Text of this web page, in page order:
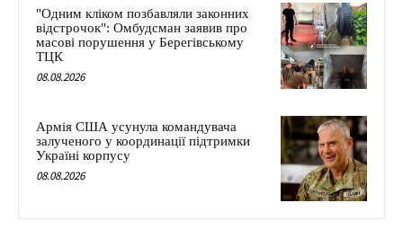
"Одним кліком позбавляли законних
відстрочок": Омбудсман заявив про
масові порушення у Берегівському
ТЦК
08.08.2026
Армія США усунула командувача
залученого у координації підтримки
Україні корпусу
08.08.2026